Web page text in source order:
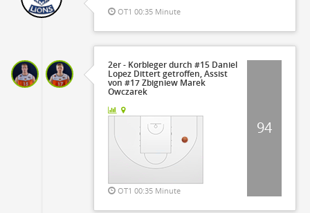
OT1 00:35 Minute
2er - Korbleger durch #15 Daniel
Lopez Dittert getroffen, Assist
von #17 Zbigniew Marek
Owczarek
OT1 00:35 Minute
94